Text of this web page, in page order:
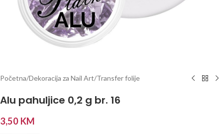
Početna/Dekoracija za Nail Art/Transfer folije
Alu pahuljice 0,2 g br. 16
3,50 KM